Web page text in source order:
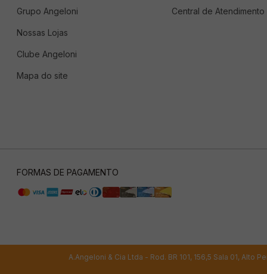
Grupo Angeloni
Nossas Lojas
Clube Angeloni
Mapa do site
Central de Atendimento
FORMAS DE PAGAMENTO
A.Angeloni & Cia Ltda - Rod. BR 101, 156,5 Sala 01,